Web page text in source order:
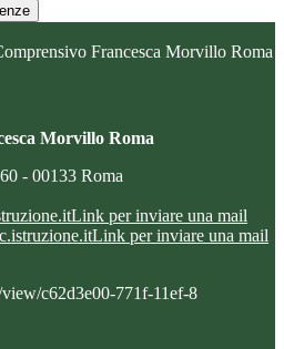
Francesca Morvillo Roma
Morvillo Roma
- 00133 Roma
Link per inviare una mail
Link per inviare una mail
c62d3e00-771f-11ef-8